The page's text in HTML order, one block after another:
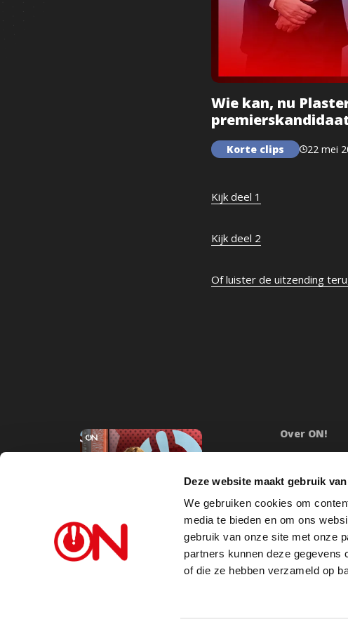
Deze website maakt gebruik
We gebruiken cookies om
media te bieden en om ons
gebruik van onze site met onze
partners kunnen deze gegevens
of die ze hebben verzameld op
Wie kan, nu
Korte clips 22 mei
Kijk deel 1
Kijk deel 2
Of luister de uitzending
Over ON!
Onze missie
Word lid
Vacatures